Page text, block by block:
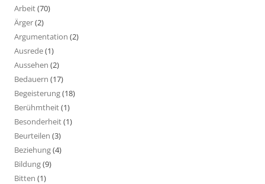
Arbeit(70)
Ärger(2)
Argumentation (2)
Ausrede(1)
Aussehen (2)
Bedauern (17)
Begeisterung(18)
Berühmtheit(1)
Besonderheit(1)
Beurteilen (3)
Beziehung(4)
Bildung(9)
Bitten (1)